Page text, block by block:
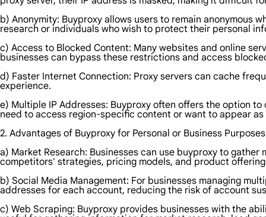
b) Anonymity: Buyproxy allows users to remain
research or individuals who wish to protect their personal
c) Access to Blocked Content: Many websites and online
businesses can bypass these restrictions and access
d) Faster Internet Connection: Proxy servers can cache
experience.
e) Multiple IP Addresses: Buyproxy often offers the option
need to access region-specific content or want to appear
2. Advantages of Buyproxy for Personal or Business
a) Market Research: Businesses can use buyproxy to
competitors' strategies, pricing models, and product
b) Social Media Management: For businesses managing
addresses for each account, reducing the risk of account
c) Web Scraping: Buyproxy provides businesses with the